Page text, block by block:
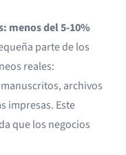
menos del 5-10%
parte de los
reales:
archivos
impresas. Este
que los negocios